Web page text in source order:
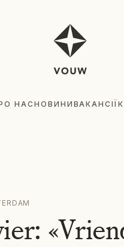
НАСНОВИНИ ВАКАНСІЇ